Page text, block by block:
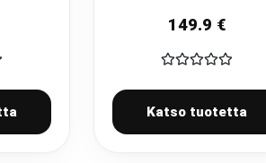
149.9 €
Katso tuotetta